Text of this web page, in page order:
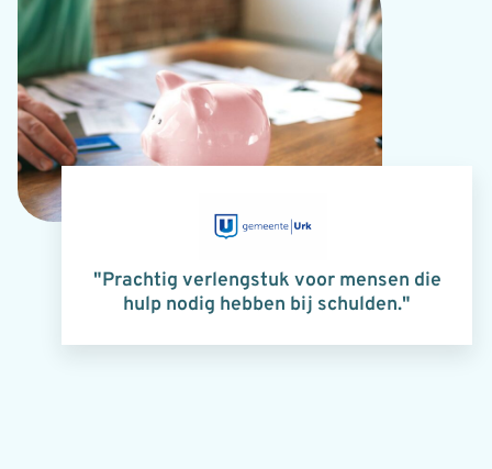
"Prachtig verlengstuk voor mensen die
hulp nodig hebben bij schulden."